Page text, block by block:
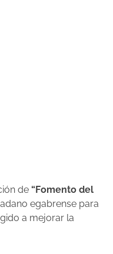
de “Fomento del
egabrense para
a mejorar la